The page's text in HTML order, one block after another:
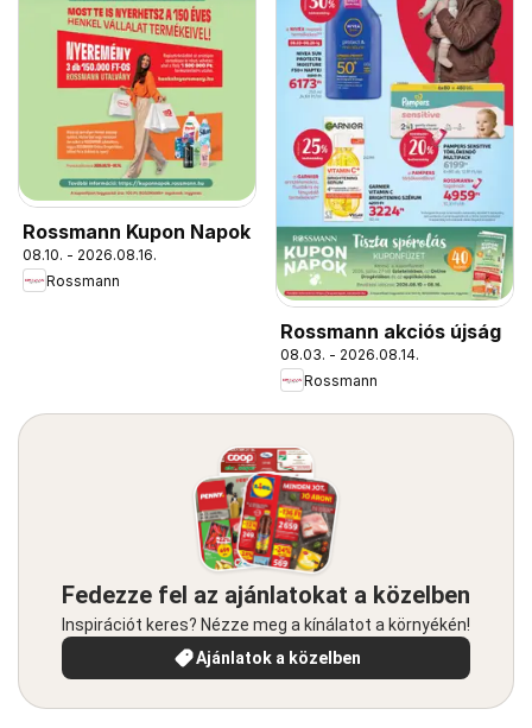
Rossmann Kupon Napok
08.10. - 2026.08.16.
Rossmann
Rossmann akciós újság
08.03. - 2026.08.14.
Rossmann
Fedezze fel az ajánlatokat a közelben
Inspirációt keres? Nézze meg a kínálatot a környékén!
Ajánlatok a közelben